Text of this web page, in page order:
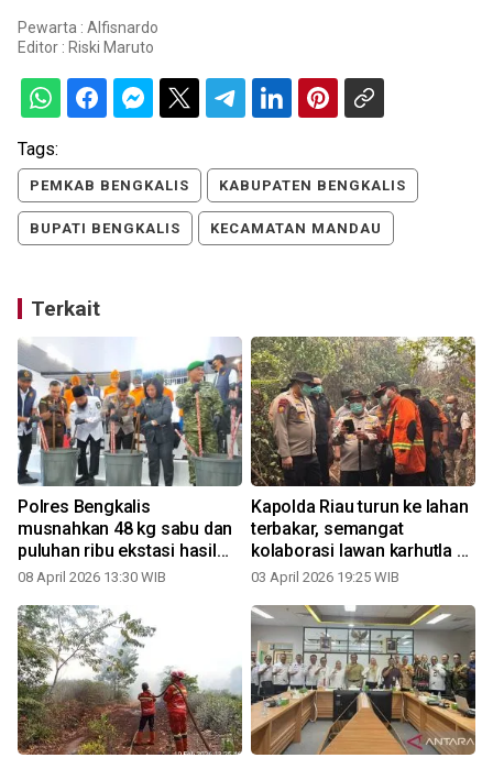
Pewarta : Alfisnardo
Editor : Riski Maruto
Tags:
PEMKAB BENGKALIS KABUPATEN BENGKALIS
BUPATI BENGKALIS KECAMATAN MANDAU
Terkait
Polres Bengkalis
musnahkan 48 kg sabu dan
puluhan ribu ekstasi hasil
ungkap jaringan
08 April 2026 13:30 WIB
Kapolda Riau turun ke lahan
terbakar, semangat
kolaborasi lawan karhutla di
Bengkalis
03 April 2026 19:25 WIB